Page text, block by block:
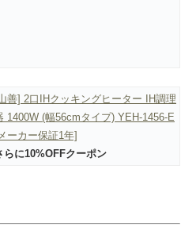
善] 2口IHクッキングヒーター IH調理
1400W (幅56cmタイプ) YEH-1456-E
ーカー保証1年]
らに10%OFFクーポン